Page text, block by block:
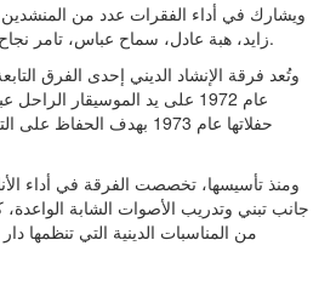
ويشارك في أداء الفقرات عدد من
زايد، هبة عادل، سماح عباس، تامر نجاح، أحمد حسن، وحسام صقر.
وتُعد فرقة الإنشاد الديني إحدى الفرق
عام 1972 على يد الموسيقار
حفلاتها عام 1973 بهدف
ومنذ تأسيسها، تخصصت الفرقة في أداء
جانب تبني وتدريب الأصوات الشابة
من المناسبات الدينية التي تنظمها